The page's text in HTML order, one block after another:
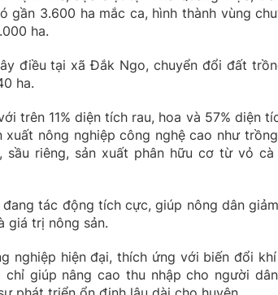
gần 3.600 ha mắc ca, hình thành vùng
ha.
điều tại xã Đắk Ngo, chuyển đổi đất
ha.
trên 11% diện tích rau, hoa và 57% diện
nông nghiệp công nghệ cao như
riêng, sản xuất phân hữu cơ từ vỏ cà
tác động tích cực, giúp nông dân
giá trị nông sản.
nghiệp hiện đại, thích ứng với biến đổi khí
giúp nâng cao thu nhập cho người